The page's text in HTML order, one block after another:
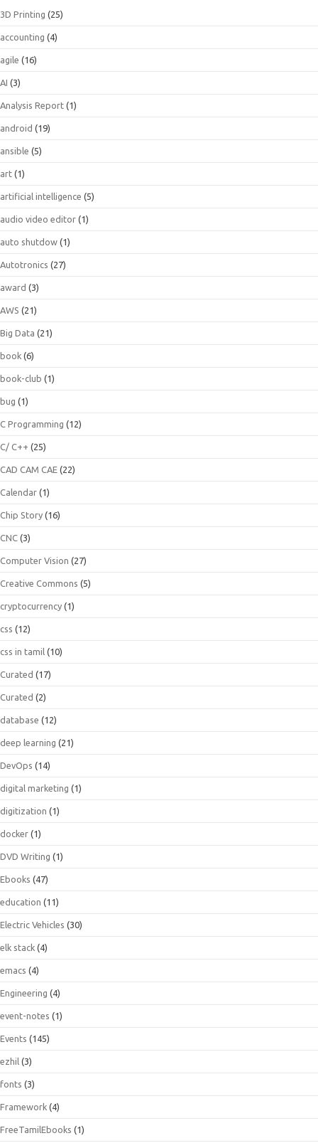
3D Printing (25)
accounting (4)
agile (16)
AI (3)
Analysis Report (1)
android (19)
ansible (5)
art (1)
artificial intelligence (5)
audio video editor (1)
auto shutdow (1)
Autotronics (27)
award (3)
AWS (21)
Big Data (21)
book (6)
book-club (1)
bug (1)
C Programming (12)
C/ C++ (25)
CAD CAM CAE (22)
Calendar (1)
Chip Story (16)
CNC (3)
Computer Vision (27)
Creative Commons (5)
cryptocurrency (1)
css (12)
css in tamil (10)
Curated (17)
Curated (2)
database (12)
deep learning (21)
DevOps (14)
digital marketing (1)
digitization (1)
docker (1)
DVD Writing (1)
Ebooks (47)
education (11)
Electric Vehicles (30)
elk stack (4)
emacs (4)
Engineering (4)
event-notes (1)
Events (145)
ezhil (3)
fonts (3)
Framework (4)
FreeTamilEbooks (1)